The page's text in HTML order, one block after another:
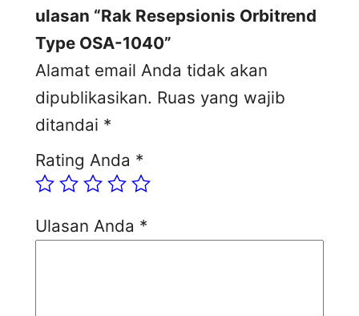
ulasan “Rak Resepsionis Orbitrend
Type OSA-1040”
Alamat email Anda tidak akan
dipublikasikan. Ruas yang wajib
ditandai *
Rating Anda *
Ulasan Anda *